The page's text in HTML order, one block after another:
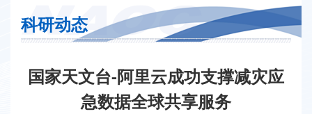
科研动态
国家天文台-阿里云成功支撑减灾应
急数据全球共享服务